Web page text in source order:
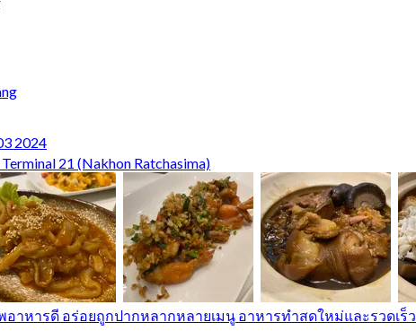
2024
21 (Nakhon Ratchasima)
าหารดี อร่อยถูกปากหลากหลายเมนู อาหารทำสดใหม่และรวดเร็ว